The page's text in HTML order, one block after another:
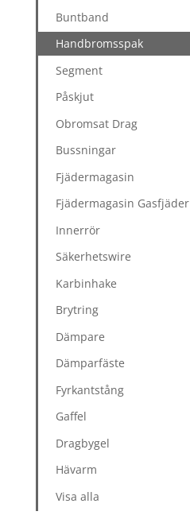
Buntband
Handbromsspak
Segment
Påskjut
Obromsat Drag
Bussningar
Fjädermagasin
Fjädermagasin Gasfjäder
Innerrör
Säkerhetswire
Karbinhake
Brytring
Dämpare
Dämparfäste
Fyrkantstång
Gaffel
Dragbygel
Hävarm
Visa alla